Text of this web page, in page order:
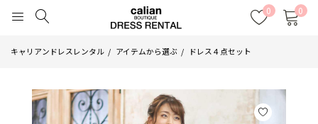
0 0
キャリアンドレスレンタル アイテムから選ぶ ドレス４点セット